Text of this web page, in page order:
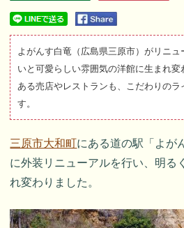
よがんす白竜（広島県三原市）がリニ
いと可愛らしい雰囲気の洋館に生まれ
ある売店やレストランも、こだわりのラ
す。
三原市大和町にある道の駅「よが
に外装リニューアルを行い、明る
れ変わりました。